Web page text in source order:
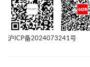
沪ICP备2024073241号